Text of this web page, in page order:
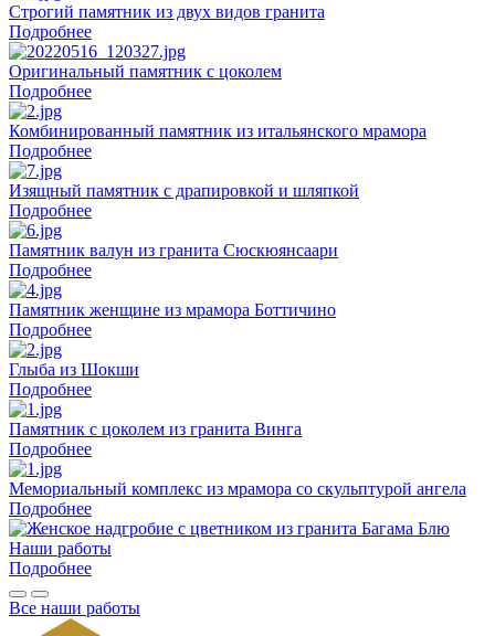
Строгий памятник из двух видов гранита
Подробнее
Оригинальный памятник с цоколем
Подробнее
Комбинированный памятник из итальянского мрамора
Подробнее
Изящный памятник с драпировкой и шляпкой
Подробнее
Памятник валун из гранита Сюскюянсаари
Подробнее
Памятник женщине из мрамора Боттичино
Подробнее
Глыба из Шокши
Подробнее
Памятник с цоколем из гранита Винга
Подробнее
Мемориальный комплекс из мрамора со скульптурой ангела
Подробнее
Наши работы
Подробнее
Все наши работы